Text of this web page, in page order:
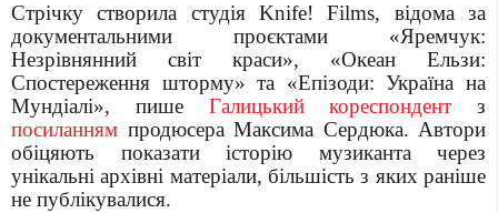
Стрічку створила студія Knife! Films, відома за
документальними проєктами «Яремчук:
Незрівнянний світ краси», «Океан Ельзи:
Спостереження шторму» та «Епізоди: Україна на
Мундіалі», пише Галицький кореспондент з
посиланням продюсера Максима Сердюка. Автори
обіцяють показати історію музиканта через
унікальні архівні матеріали, більшість з яких раніше
не публікувалися.